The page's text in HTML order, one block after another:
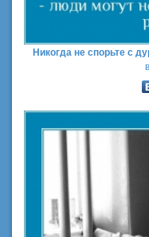
Никогда не спорьте с